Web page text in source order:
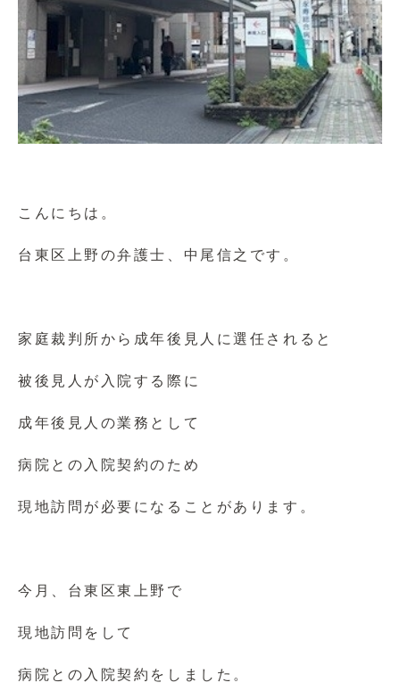
こんにちは。
台東区上野の弁護士、中尾信之です。
家庭裁判所から成年後見人に選任されると
被後見人が入院する際に
成年後見人の業務として
病院との入院契約のため
現地訪問が必要になることがあります。
今月、台東区東上野で
現地訪問をして
病院との入院契約をしました。